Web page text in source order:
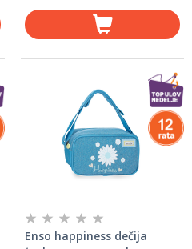
Enso happiness dečija